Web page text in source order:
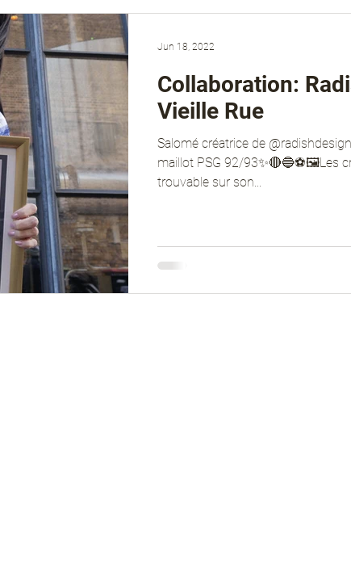
Collaboration:
Vieille Rue
Salomé créatrice de
maillot PSG 92/93✨🔴🔵⚽️🖼Les
trouvable sur son...
Jun 18, 2022